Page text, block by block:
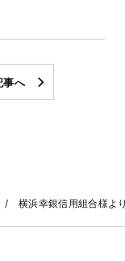
事へ
横浜幸銀信用組合様よ